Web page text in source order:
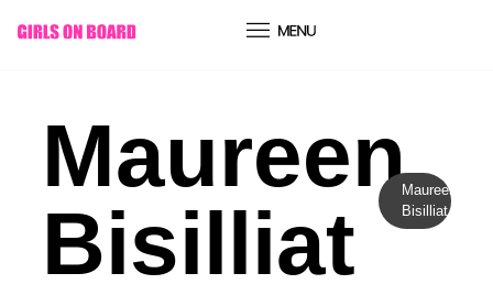
conteúdo
Maureen
Bisilliat
Maureen
Bisilliat